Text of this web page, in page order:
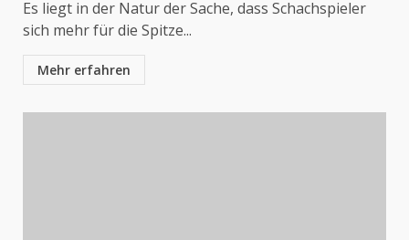
Es liegt in der Natur der Sache, dass Schachspieler
sich mehr für die Spitze...
Mehr erfahren